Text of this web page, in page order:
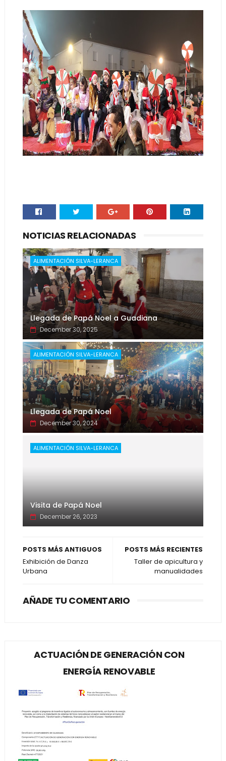
NOTICIAS RELACIONADAS
ALIMENTACIÓN SILVA-LERANCA
Llegada de Papá Noel a Guadiana
December 30, 2025
ALIMENTACIÓN SILVA-LERANCA
Llegada de Papá Noel
December 30, 2024
ALIMENTACIÓN SILVA-LERANCA
Visita de Papá Noel
December 26, 2023
POSTS MÁS RECIENTES
Taller de apicultura y
manualidades
POSTS MÁS ANTIGUOS
Exhibición de Danza
Urbana
AÑADE TU COMENTARIO
ACTUACIÓN DE GENERACIÓN CON
ENERGÍA RENOVABLE